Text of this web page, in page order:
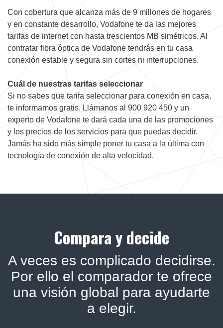
Con cobertura que alcanza más de 9 millones de hogares
y en constante desarrollo, Vodafone te da las mejores
tarifas de internet con hasta trescientos MB simétricos. Al
contratar fibra óptica de Vodafone tendrás en tu casa
conexión estable y segura sin cortes ni interrupciones.
Cuál de nuestras tarifas seleccionar
Si no sabes que tarifa seleccionar para conexión en casa,
te informamos gratis. Llámanos al 900 920 450 y un
experto de Vodafone te dará cada una de las promociones
y los precios de los servicios para que puedas decidir.
Jamás ha sido más simple poner tu casa a la última con
tecnología de conexión de alta velocidad.
Compara y decide
A veces es complicado decidirse.
Por ello el comparador te ofrece
una visión global para ayudarte
a elegir.